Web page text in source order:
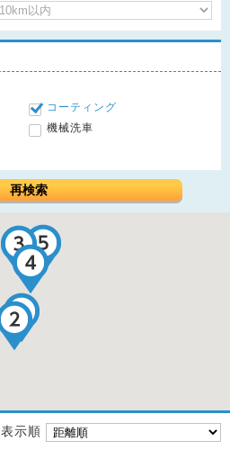
コーティング
機械洗車
再検索
表示順